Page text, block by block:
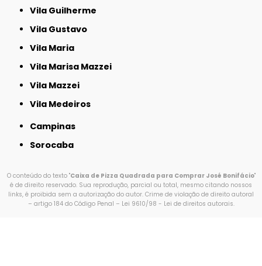
Vila Guilherme
Vila Gustavo
Vila Maria
Vila Marisa Mazzei
Vila Mazzei
Vila Medeiros
Campinas
Sorocaba
O conteúdo do texto "Caixa de Pizza Quadrada para Comprar José Bonifácio"
é de direito reservado. Sua reprodução, parcial ou total, mesmo citando nossos
links, é proibida sem a autorização do autor. Crime de violação de direito autoral
– artigo 184 do Código Penal – Lei 9610/98 - Lei de direitos autorais.